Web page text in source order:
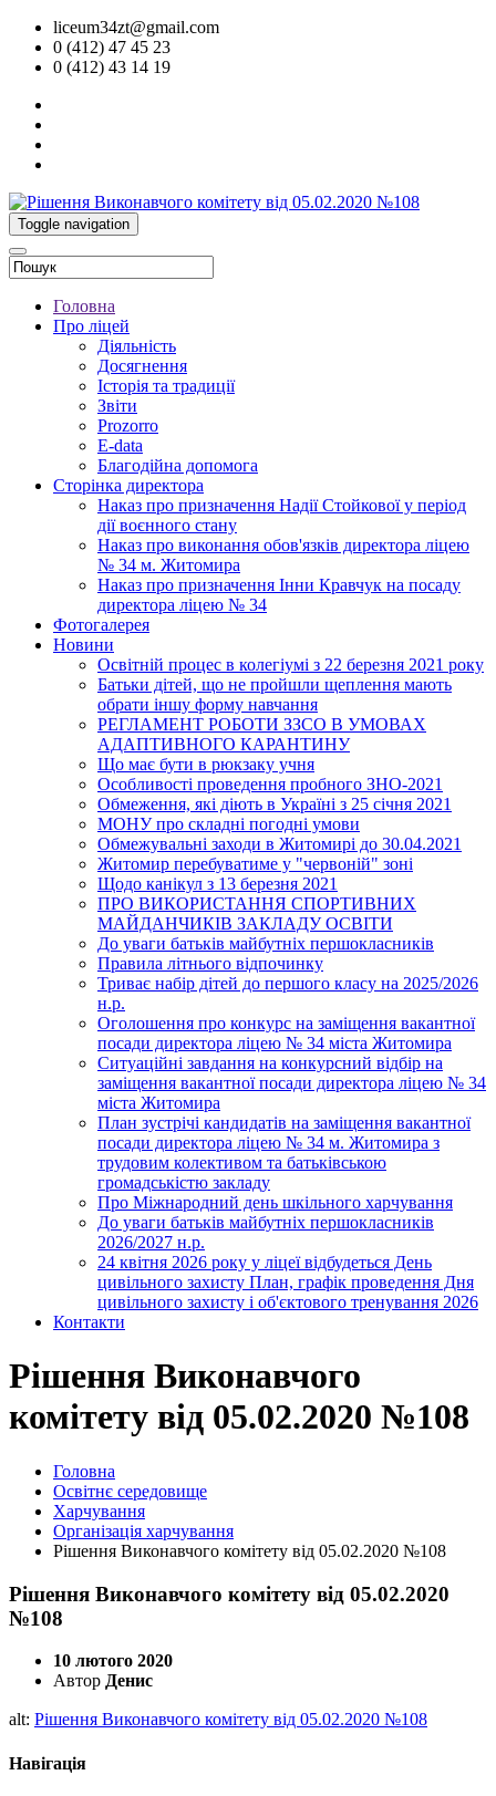
liceum34zt@gmail.com
0 (412) 47 45 23
0 (412) 43 14 19
Toggle navigation
Головна
Про ліцей
Діяльність
Досягнення
Історія та традиції
Звіти
Prozorro
E-data
Благодійна допомога
Сторінка директора
Наказ про призначення Надії Стойкової у період
дії воєнного стану
Наказ про виконання обов'язків директора ліцею
№ 34 м. Житомира
Наказ про призначення Інни Кравчук на посаду
директора ліцею № 34
Фотогалерея
Новини
Освітній процес в колегіумі з 22 березня 2021 року
Батьки дітей, що не пройшли щеплення мають
обрати іншу форму навчання
РЕГЛАМЕНТ РОБОТИ ЗЗСО В УМОВАХ
АДАПТИВНОГО КАРАНТИНУ
Що має бути в рюкзаку учня
Особливості проведення пробного ЗНО-2021
Обмеження, які діють в Україні з 25 січня 2021
МОНУ про складні погодні умови
Обмежувальні заходи в Житомирі до 30.04.2021
Житомир перебуватиме у "червоній" зоні
Щодо канікул з 13 березня 2021
ПРО ВИКОРИСТАННЯ СПОРТИВНИХ
МАЙДАНЧИКІВ ЗАКЛАДУ ОСВІТИ
До уваги батьків майбутніх першокласників
Правила літнього відпочинку
Триває набір дітей до першого класу на 2025/2026
н.р.
Оголошення про конкурс на заміщення вакантної
посади директора ліцею № 34 міста Житомира
Ситуаційні завдання на конкурсний відбір на
заміщення вакантної посади директора ліцею № 34
міста Житомира
План зустрічі кандидатів на заміщення вакантної
посади директора ліцею № 34 м. Житомира з
трудовим колективом та батьківською
громадськістю закладу
Про Міжнародний день шкільного харчування
До уваги батьків майбутніх першокласників
2026/2027 н.р.
24 квітня 2026 року у ліцеї відбудеться День
цивільного захисту План, графік проведення Дня
цивільного захисту і об'єктового тренування 2026
Контакти
Рішення Виконавчого
комітету від 05.02.2020 №108
Головна
Освітнє середовище
Харчування
Організація харчування
Рішення Виконавчого комітету від 05.02.2020 №108
Рішення Виконавчого комітету від 05.02.2020
№108
10 лютого 2020
Автор Денис
alt: Рішення Виконавчого комітету від 05.02.2020 №108
Навігація